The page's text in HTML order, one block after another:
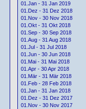
01.Jan - 31 Jan 2019
01.Dez - 31 Dez 2018
01.Nov - 30 Nov 2018
01.Okt - 31 Okt 2018
01.Sep - 30 Sep 2018
01.Aug - 31 Aug 2018
01.Jul - 31 Jul 2018
01.Jun - 30 Jun 2018
01.Mai - 31 Mai 2018
01.Apr - 30 Apr 2018
01.Mär - 31 Mär 2018
01.Feb - 28 Feb 2018
01.Jan - 31 Jan 2018
01.Dez - 31 Dez 2017
01.Nov - 30 Nov 2017